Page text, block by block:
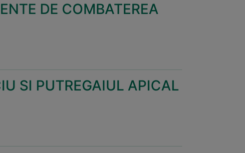
DE COMBATEREA
SI PUTREGAIUL APICAL